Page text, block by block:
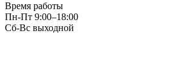
Время работы
Пн-Пт 9:00–18:00
Сб-Вс выходной